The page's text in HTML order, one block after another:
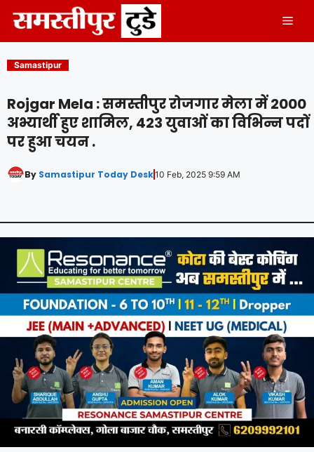
content
Samastipur
Rojgar Mela : समस्तीपुर रोजगार मेला में 2000
अभ्यार्थी हुए शामिल, 423 युवाओं का विभिन्न पदों
पर हुआ चयन .
By Samastipur Today Desk10 Feb, 2025 9:59 AM